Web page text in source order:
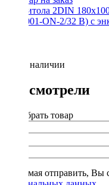
Магнитола 2DIN
(LC7001-ON-2/32 B) с
Нет в наличии
Вы смотрели
Подобрать товар
Нажимая отправить, Вы